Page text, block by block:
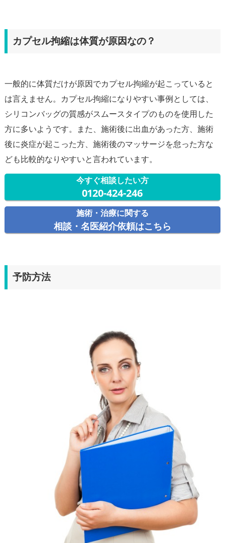
カプセル拘縮は体質が原因なの？
一般的に体質だけが原因でカプセル拘縮が起こっていると
は言えません。カプセル拘縮になりやすい事例としては、
シリコンバッグの質感がスムースタイプのものを使用した
方に多いようです。また、施術後に出血があった方、施術
後に炎症が起こった方、施術後のマッサージを怠った方な
今すぐ相談したい方
0120-424-246
施術・治療に関する
相談・名医紹介依頼はこちら
予防方法